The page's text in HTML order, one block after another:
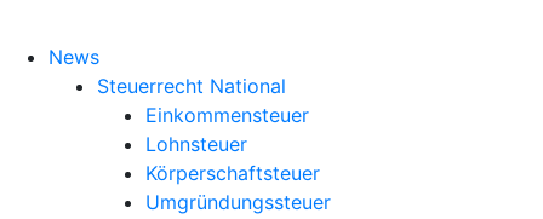
News
Steuerrecht National
Einkommensteuer
Lohnsteuer
Körperschaftsteuer
Umgründungssteuer